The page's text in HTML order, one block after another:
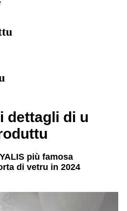
dettagli di u
più famosa
di vetru in 2024